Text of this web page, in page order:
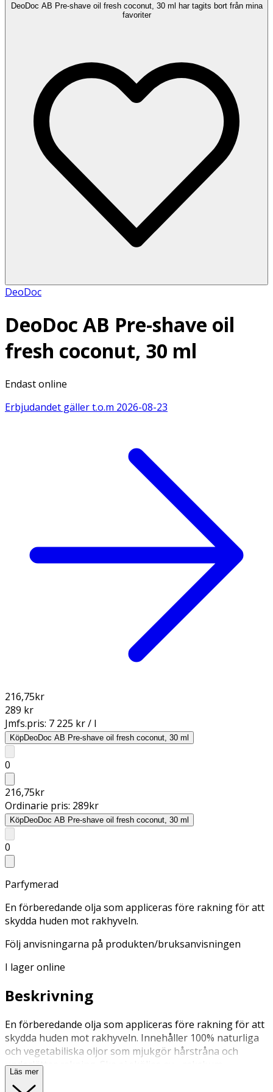
DeoDoc AB Pre-shave oil fresh coconut, 30 ml har tagits bort från mina
favoriter
DeoDoc
DeoDoc AB Pre-shave oil
fresh coconut, 30 ml
Endast online
Erbjudandet gäller t.o.m 2026-08-23
216,75kr
289 kr
Jmfs.pris: 7 225 kr / l
KöpDeoDoc AB Pre-shave oil fresh coconut, 30 ml
0
216,75kr
Ordinarie pris: 289kr
KöpDeoDoc AB Pre-shave oil fresh coconut, 30 ml
0
Parfymerad
En förberedande olja som appliceras före rakning för att
skydda huden mot rakhyveln.
Följ anvisningarna på produkten/bruksanvisningen
I lager online
Beskrivning
En förberedande olja som appliceras före rakning för att
skydda huden mot rakhyveln. Innehåller 100% naturliga
och vegetabiliska oljor som mjukgör hårstråna och
underlättar rakning. Ska ej sköljas av - rakskum
appliceras direkt ovanpå oljan. Rakolja Intim är steg 1 i
Läs mer